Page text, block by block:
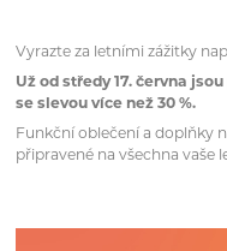
Vyrazte za letními zážitky
Už od středy 17. června
se slevou více než 30 %.
Funkční oblečení a doplňky
připravené na všechna vaše